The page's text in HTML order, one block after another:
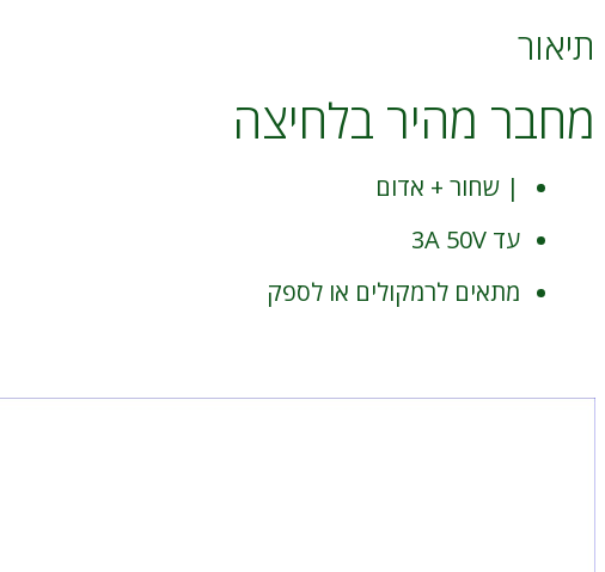
תיאור
מחבר מהיר בלחיצה
| שחור + אדום
עד 3A 50V
מתאים לרמקולים או לספק